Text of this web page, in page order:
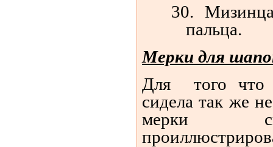
30.
пальца.
Мерки для
Для
того
сидела так же
мерки